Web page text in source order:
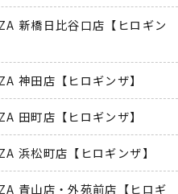
新橋日比谷口店【ヒロギン
神田店【ヒロギンザ】
田町店【ヒロギンザ】
浜松町店【ヒロギンザ】
青山店・外苑前店【ヒロギ